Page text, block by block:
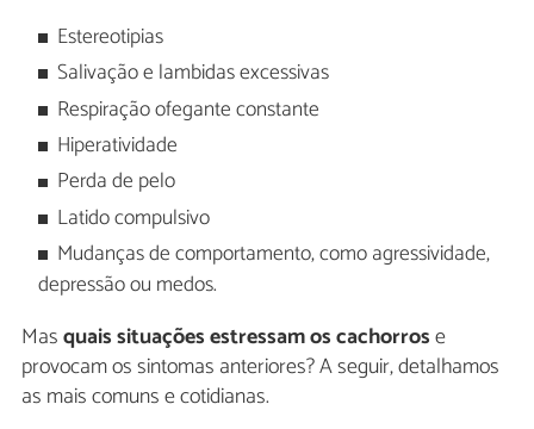
Estereotipias
Salivação e lambidas excessivas
Respiração ofegante constante
Hiperatividade
Perda de pelo
Latido compulsivo
Mudanças de comportamento, como agressividade,
depressão ou medos.
Masquais situações estressam os cachorrose
provocam os sintomas anteriores? A seguir, detalhamos
as mais comuns e cotidianas.